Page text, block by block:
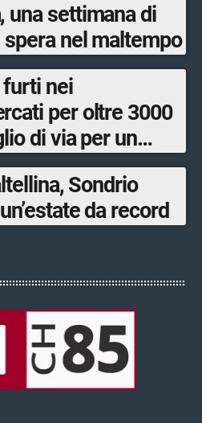
una settimana di
nel maltempo
furti nei
per oltre 3000
di via per un
Sondrio
da record